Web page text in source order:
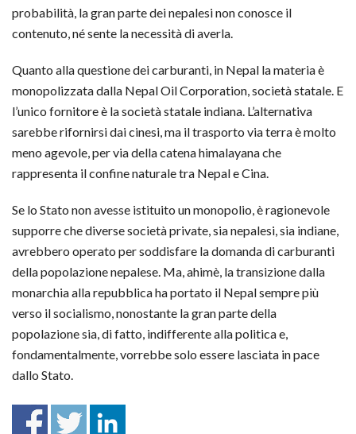
probabilità, la gran parte dei nepalesi non conosce il
contenuto, né sente la necessità di averla.
Quanto alla questione dei carburanti, in Nepal la materia è
monopolizzata dalla Nepal Oil Corporation, società statale. E
l’unico fornitore è la società statale indiana. L’alternativa
sarebbe rifornirsi dai cinesi, ma il trasporto via terra è molto
meno agevole, per via della catena himalayana che
rappresenta il confine naturale tra Nepal e Cina.
Se lo Stato non avesse istituito un monopolio, è ragionevole
supporre che diverse società private, sia nepalesi, sia indiane,
avrebbero operato per soddisfare la domanda di carburanti
della popolazione nepalese. Ma, ahimè, la transizione dalla
monarchia alla repubblica ha portato il Nepal sempre più
verso il socialismo, nonostante la gran parte della
popolazione sia, di fatto, indifferente alla politica e,
fondamentalmente, vorrebbe solo essere lasciata in pace
dallo Stato.